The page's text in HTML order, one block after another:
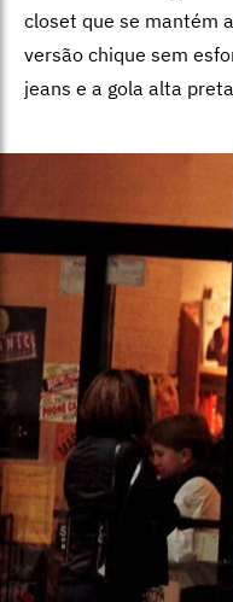
closet que se mantém
versão chique sem
jeans e a gola alta